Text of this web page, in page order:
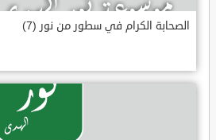
الصحابة الكرام في سطور من نور (7)